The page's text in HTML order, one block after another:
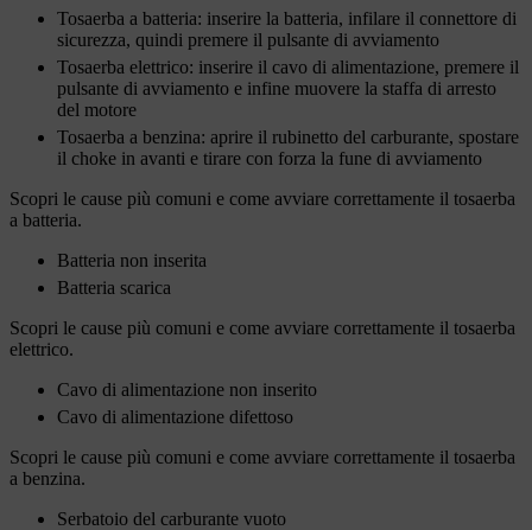
Tosaerba a batteria: inserire la batteria, infilare il connettore di
sicurezza, quindi premere il pulsante di avviamento
Tosaerba elettrico: inserire il cavo di alimentazione, premere il
pulsante di avviamento e infine muovere la staffa di arresto
del motore
Tosaerba a benzina: aprire il rubinetto del carburante, spostare
il choke in avanti e tirare con forza la fune di avviamento
Scopri le cause più comuni e come avviare correttamente il tosaerba
a batteria.
Batteria non inserita
Batteria scarica
Scopri le cause più comuni e come avviare correttamente il tosaerba
elettrico.
Cavo di alimentazione non inserito
Cavo di alimentazione difettoso
Scopri le cause più comuni e come avviare correttamente il tosaerba
a benzina.
Serbatoio del carburante vuoto